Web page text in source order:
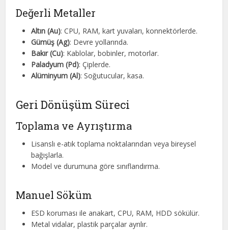
Değerli Metaller
Altın (Au): CPU, RAM, kart yuvaları, konnektörlerde.
Gümüş (Ag): Devre yollarında.
Bakır (Cu): Kablolar, bobinler, motorlar.
Paladyum (Pd): Çiplerde.
Alüminyum (Al): Soğutucular, kasa.
Geri Dönüşüm Süreci
Toplama ve Ayrıştırma
Lisanslı e-atık toplama noktalarından veya bireysel
bağışlarla.
Model ve durumuna göre sınıflandırma.
Manuel Söküm
ESD koruması ile anakart, CPU, RAM, HDD sökülür.
Metal vidalar, plastik parçalar ayrılır.